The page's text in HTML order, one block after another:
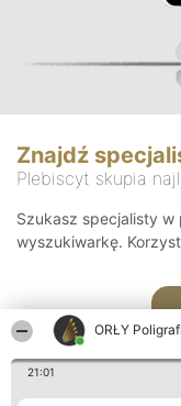
ORŁY
21:01
Znajdź
Plebiscyt skupia
Szukasz specjalisty w
wyszukiwarkę.